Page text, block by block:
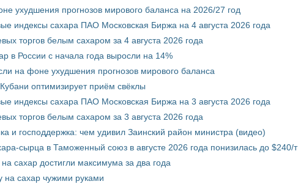
ухудшения прогнозов мирового баланса на 2026/27 год
индексы сахара ПАО Московская Биржа на 4 августа 2026 года
торгов белым сахаром за 4 августа 2026 года
в России с начала года выросли на 14%
на фоне ухудшения прогнозов мирового баланса
оптимизирует приём свёклы
индексы сахара ПАО Московская Биржа на 3 августа 2026 года
торгов белым сахаром за 3 августа 2026 года
и господдержка: чем удивил Заинский район министра (видео)
сырца в Таможенный союз в августе 2026 года понизилась до $240/т
сахар достигли максимума за два года
на сахар чужими руками